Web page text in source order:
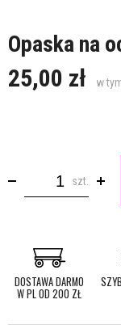
Opaska na
25,00 zł w
szt.
DOSTAWA DARMO
W PL OD 200 ZŁ